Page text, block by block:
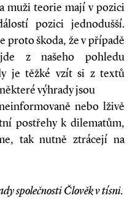
muži teorie mají v pozici
pozici jednodušší.
proto škoda, že v případě
z našeho pohledu
je těžké vzít si z textů
výhrady jsou
nebo lživě
postřehy k dilematům,
tak nutně ztrácejí na
společnosti Člověk v tísni.